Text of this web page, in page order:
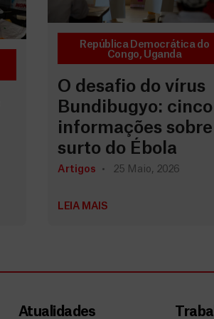
República Democrática do
Congo, Uganda
O desafio do vírus
Bundibugyo: cinco
informações sobre
surto do Ébola
Artigos 25 Maio, 2026
LEIA MAIS
Atualidades